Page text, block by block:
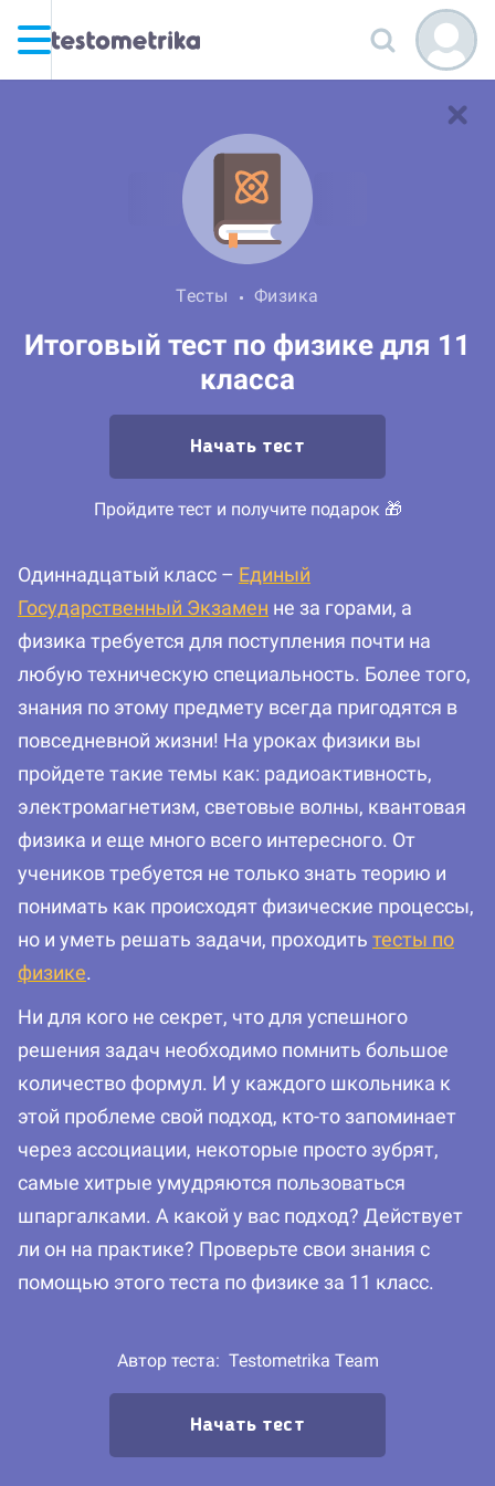
Тесты Физика
Итоговый тест по физике для 11
класса
Начать тест
Пройдите тест и получите подарок 🎁
Одиннадцатый класс – Единый
Государственный Экзамен не за горами, а
физика требуется для поступления почти на
любую техническую специальность. Более того,
знания по этому предмету всегда пригодятся в
повседневной жизни! На уроках физики вы
пройдете такие темы как: радиоактивность,
электромагнетизм, световые волны, квантовая
физика и еще много всего интересного. От
учеников требуется не только знать теорию и
понимать как происходят физические процессы,
но и уметь решать задачи, проходить тесты по
физике.
Ни для кого не секрет, что для успешного
решения задач необходимо помнить большое
количество формул. И у каждого школьника к
этой проблеме свой подход, кто-то запоминает
через ассоциации, некоторые просто зубрят,
самые хитрые умудряются пользоваться
шпаргалками. А какой у вас подход? Действует
ли он на практике? Проверьте свои знания с
помощью этого теста по физике за 11 класс.
Автор теста: Testometrika Team
Начать тест